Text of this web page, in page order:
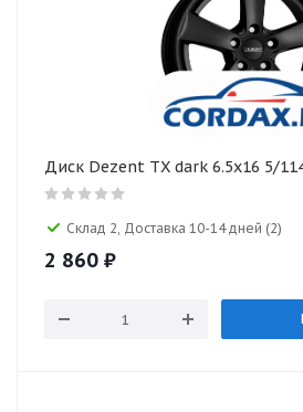
Диск Dezent TX dark 6.5x16 5/
Склад 2, Доставка 10-14 дней (2)
2 860 ₽